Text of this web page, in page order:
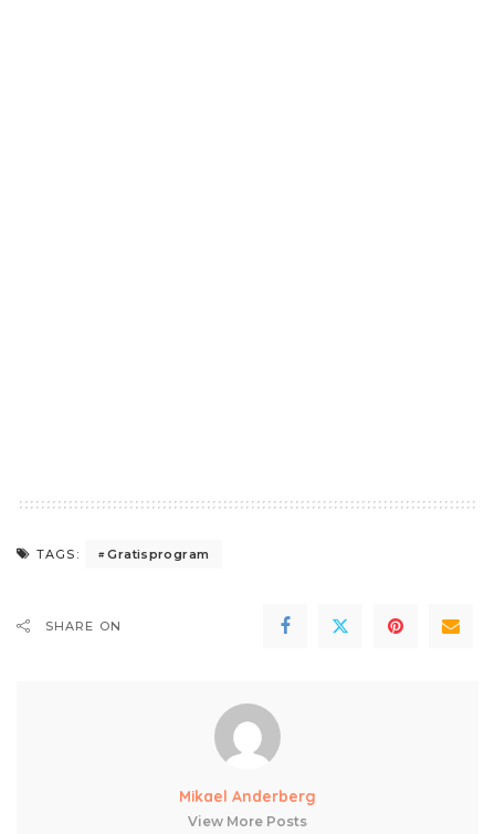
TAGS: Gratisprogram
SHARE ON
Mikael Anderberg
View More Posts